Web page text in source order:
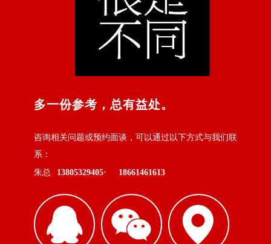
多一份参考，总有益处。
咨询相关问题或预约面谈，可以通过以下方式与我们联
系：
朱总
13805329405· 18661461613